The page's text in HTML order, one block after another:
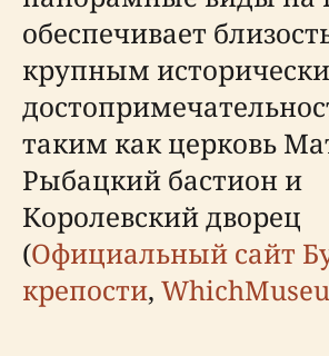
обеспечивает
крупным
таким как церковь
Рыбацкий бастион и
Королевский дворец
(Официальный сайт
крепости,